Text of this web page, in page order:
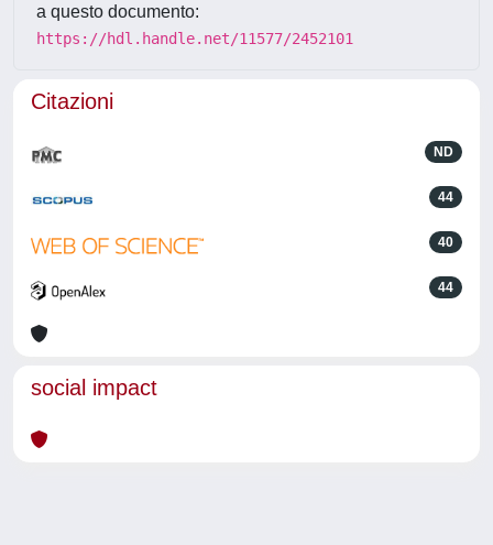
a questo documento:
https://hdl.handle.net/11577/2452101
Citazioni
ND
44
40
44
social impact